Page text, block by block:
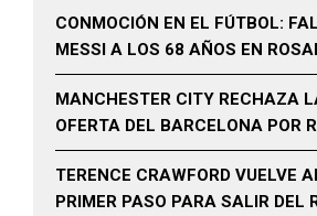
CONMOCIÓN EN EL FÚTBOL:
MESSI A LOS 68 AÑOS EN
MANCHESTER CITY RECHAZA
OFERTA DEL BARCELONA POR
TERENCE CRAWFORD VUELVE
PRIMER PASO PARA SALIR DEL